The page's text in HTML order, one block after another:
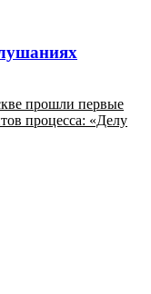
прошли первые
процесса: «Делу